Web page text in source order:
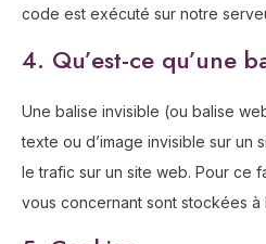
code est exécuté sur notre
4. Qu’est-ce qu’une
Une balise invisible (ou balise
texte ou d’image invisible sur un
le trafic sur un site web. Pour ce
vous concernant sont stockées à